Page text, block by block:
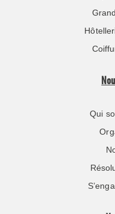
Qui